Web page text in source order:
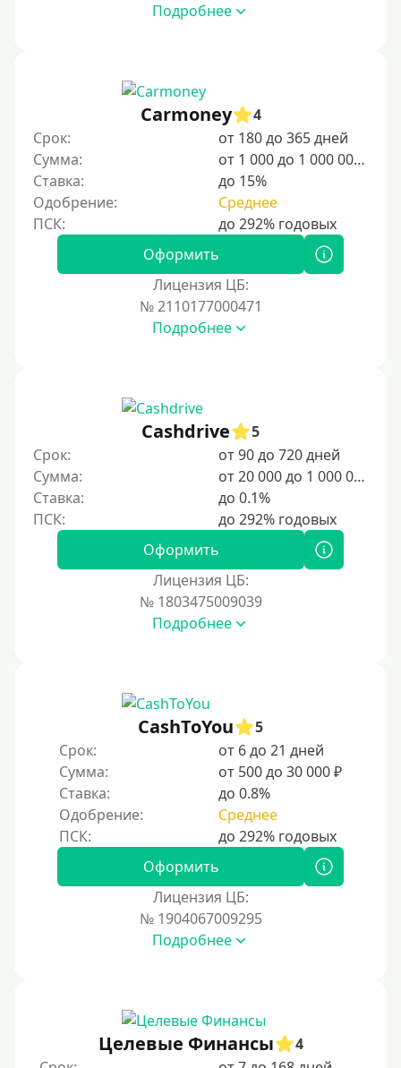
Подробнее
Carmoney
4
Срок:
от 180 до 365 дней
Сумма:
от 1 000 до 1 000 000 ₽
Ставка:
до 15%
Одобрение:
Среднее
Оформить
Лицензия ЦБ:
№ 2110177000471
Подробнее
Cashdrive
5
Срок:
от 90 до 720 дней
Сумма:
от 20 000 до 1 000 000 ₽
Ставка:
до 0.1%
Оформить
Лицензия ЦБ:
№ 1803475009039
Подробнее
CashToYou
5
Срок:
от 6 до 21 дней
Сумма:
от 500 до 30 000 ₽
Ставка:
до 0.8%
Одобрение:
Среднее
Оформить
Лицензия ЦБ:
№ 1904067009295
Подробнее
Целевые Финансы
4